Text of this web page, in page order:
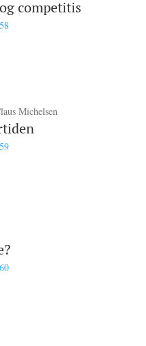
competitis
Michelsen